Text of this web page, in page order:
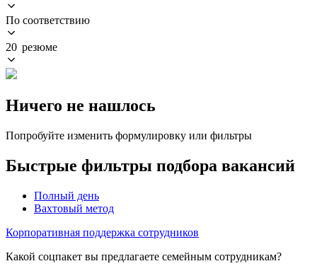
По соответствию
20 резюме
Ничего не нашлось
Попробуйте изменить формулировку или фильтры
Быстрые фильтры подбора вакансий
Полный день
Вахтовый метод
Корпоративная поддержка сотрудников
Какой соцпакет вы предлагаете семейным сотрудникам?